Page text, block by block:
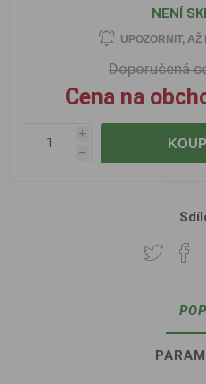
NENÍ
UPOZORNIT, AŽ
Doporučená
Cena na
i
h